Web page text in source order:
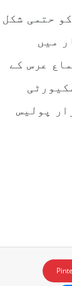
حتمی شکل
میں
عرس کے
پولیس